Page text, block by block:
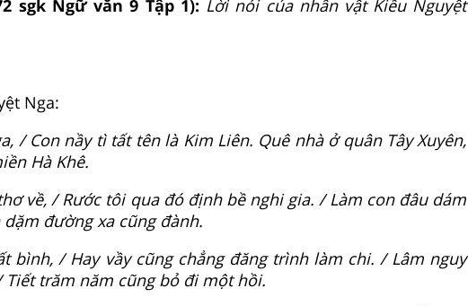
sgk Ngữ văn 9 Tập 1): Lời nói của nhân vật Kiều Nguyệt
Nga:
/ Con nầy tì tất tên là Kim Liên. Quê nhà ở quân Tây Xuyên,
Hà Khê.
về, / Rước tôi qua đó định bề nghi gia. / Làm con đâu dám
đường xa cũng đành.
bình, / Hay vầy cũng chẳng đăng trình làm chi. / Lâm nguy
Tiết trăm năm cũng bỏ đi một hồi.